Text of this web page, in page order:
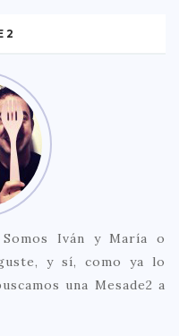
Iván y María o
y sí, como ya lo
una Mesade2 a